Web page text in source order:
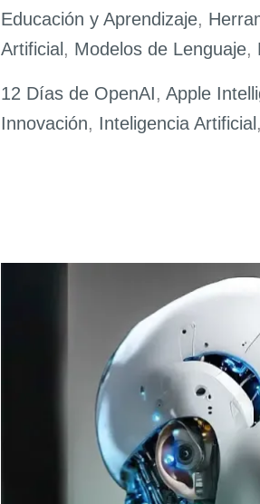
Exhaustiva
con
Educación y Aprendizaje,
Artificial , Modelos de Lenguaje,
12 Días de OpenAI, Apple
Innovación, Inteligencia Artificial ,